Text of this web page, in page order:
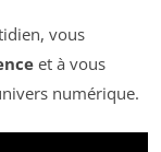
vous
et à vous
numérique.